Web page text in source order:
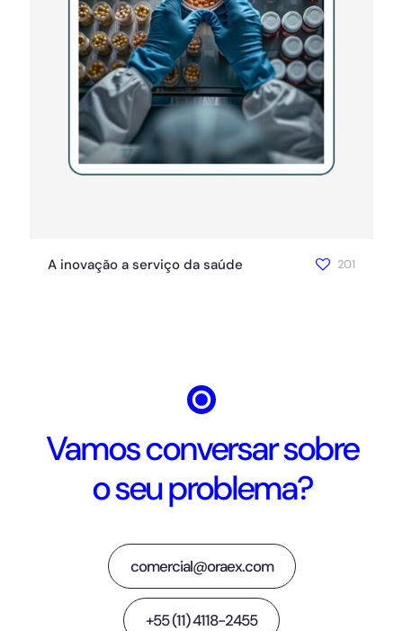
A inovação a serviço da saúde 201
Vamos conversar sobre
o seu problema?
comercial@oraex.com
+55 (11) 4118-2455